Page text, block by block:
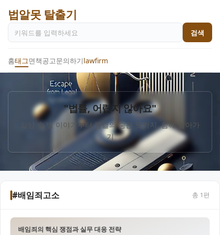
법알못 탈출기
검색
홈태그면책공고문의하기lawfirm
"법률, 어렵지 않아요"
일상 속 법 이야기부터 판결의 숨은 뜻까지, 함께 알아가
기
#배임죄고소 총 1편
배임죄의 핵심 쟁점과 실무 대응 전략